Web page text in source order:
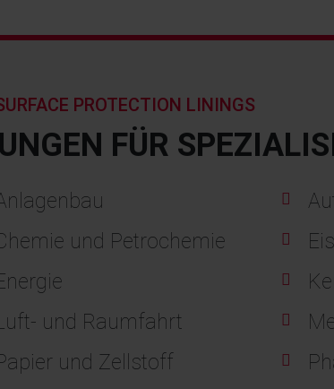
FÜR
PROTECTION LININGS
und Petrochemie
und Raumfahrt
und Zellstoff